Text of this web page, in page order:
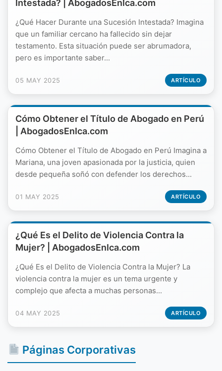
Intestada? | AbogadosEnIca.com
¿Qué Hacer Durante una Sucesión Intestada? Imagina
que un familiar cercano ha fallecido sin dejar
testamento. Esta situación puede ser abrumadora,
pero es importante saber...
05 MAY 2025 ARTÍCULO
Cómo Obtener el Título de Abogado en Perú
| AbogadosEnIca.com
Cómo Obtener el Título de Abogado en Perú Imagina a
Mariana, una joven apasionada por la justicia, quien
desde pequeña soñó con defender los derechos...
01 MAY 2025 ARTÍCULO
¿Qué Es el Delito de Violencia Contra la
Mujer? | AbogadosEnIca.com
¿Qué Es el Delito de Violencia Contra la Mujer? La
violencia contra la mujer es un tema urgente y
complejo que afecta a muchas personas...
04 MAY 2025 ARTÍCULO
Páginas Corporativas